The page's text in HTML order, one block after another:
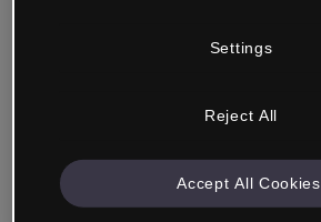
Société & Professionnels
Settings
Reject All
Accept All Cookies